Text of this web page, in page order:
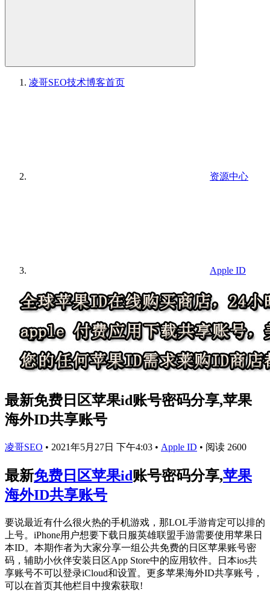
凌哥SEO技术博客首页
资源中心
Apple ID
最新免费日区苹果id账号密码分享,苹果
海外ID共享账号
凌哥SEO • 2021年5月27日 下午4:03 • Apple ID • 阅读 2600
最新免费日区苹果id账号密码分享,苹果
海外ID共享账号
要说最近有什么很火热的手机游戏，那LOL手游肯定可以排的
上号。iPhone用户想要下载日服英雄联盟手游需要使用苹果日
本ID。本期作者为大家分享一组公共免费的日区苹果账号密
码，辅助小伙伴安装日区App Store中的应用软件。日本ios共
享账号不可以登录iCloud和设置。更多苹果海外ID共享账号，
可以在首页其他栏目中搜索获取!